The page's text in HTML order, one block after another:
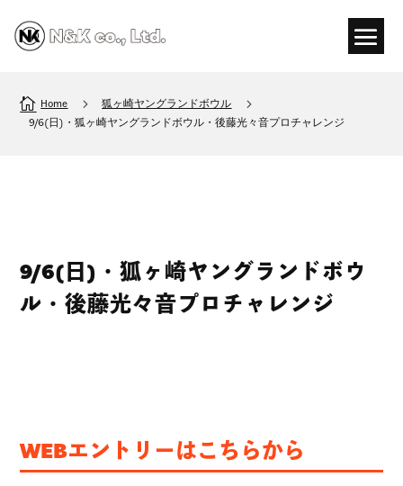
 Home 5 狐ヶ崎ヤングランドボウル 5
9/6(日)・狐ヶ崎ヤングランドボウル・後藤光々音プロチャレンジ
9/6(日)・狐ヶ崎ヤングランドボウ
ル・後藤光々音プロチャレンジ
WEBエントリーはこちらから